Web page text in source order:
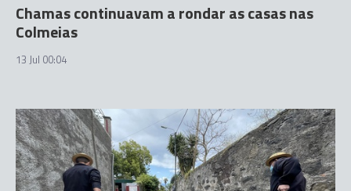
Chamas continuavam a rondar as casas nas
Colmeias
13 Jul 00:04